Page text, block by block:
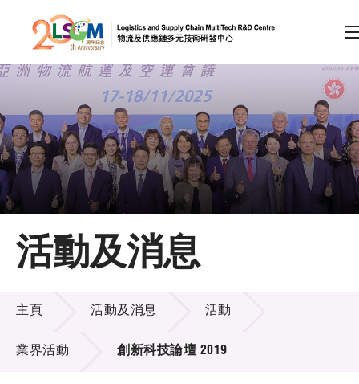
跳到內容（按回車鍵）
會員登入
A A EN 繁 简
主頁
關於LSCM
技術商品化
項目及資助計劃
活動及消息
活動及消息
活動及消息
主頁 活動及消息 活動
業界活動 創新科技論壇 2019